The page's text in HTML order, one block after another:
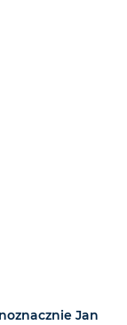
Jan